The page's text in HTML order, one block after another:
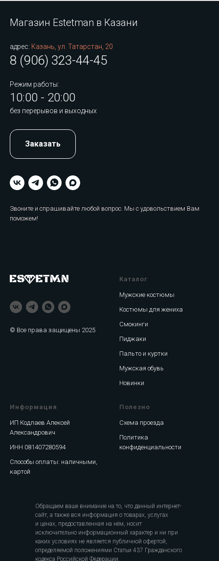
Магазин Estetman в Казани
адрес: Казань, ул. Татарстан, 20
8 (906) 323-44-45
Режим работы:
10:00 - 20:00
без перерывов и выходных
Заказать
Звоните и спрашивайте любой вопрос. Мы с удовольствием Вам
поможем!
© Все права защищены 2025
Каталог
Мужские костюмы
Костюмы для жениха
Смокинги
Пиджаки
Пальто и куртки
Мужская обувь
Новинки
Информация
ИП Кодлаев Алексей
Александрович
ИНН 081407280594
Способы оплаты: наличными,
картой
Полезно
Схема проезда
Политика
конфиденциальности
Обращаем ваше внимание на то, что данный интернет-
сайт, а также вся информация о товарах, услугах
и ценах, предоставленная на нём, носит
исключительно информационный характер и ни при
каких условиях не является публичной офертой,
определяемой положениями Статьи 437 Гражданского
кодекса Российской Федерации.